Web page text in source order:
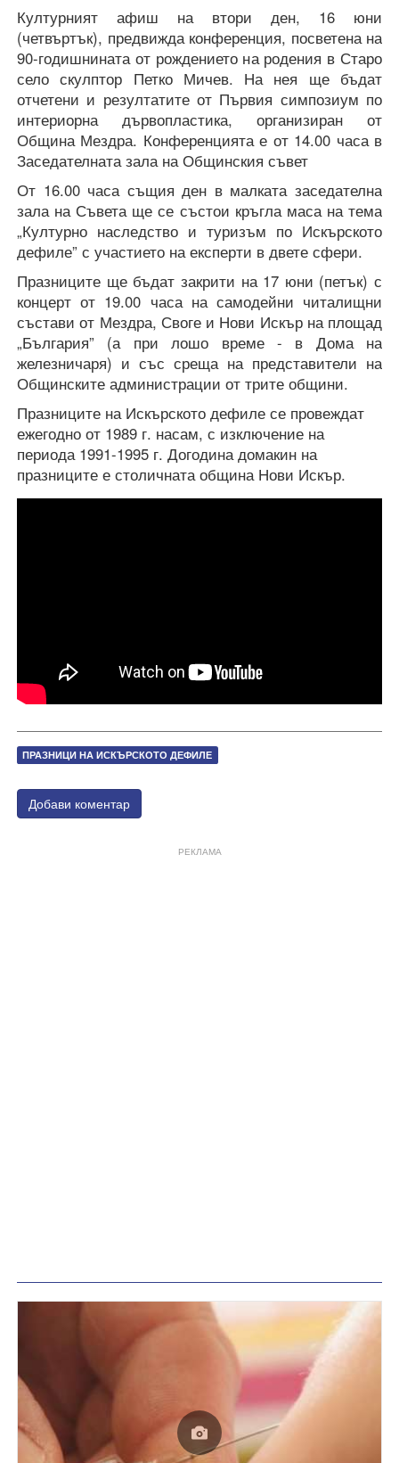
Културният афиш на втори ден, 16 юни
(четвъртък), предвижда конференция, посветена на
90-годишнината от рождението на родения в Старо
село скулптор Петко Мичев. На нея ще бъдат
отчетени и резултатите от Първия симпозиум по
интериорна дървопластика, организиран от
Община Мездра. Конференцията е от 14.00 часа в
Заседателната зала на Общинския съвет
От 16.00 часа същия ден в малката заседателна
зала на Съвета ще се състои кръгла маса на тема
„Културно наследство и туризъм по Искърското
дефиле” с участието на експерти в двете сфери.
Празниците ще бъдат закрити на 17 юни (петък) с
концерт от 19.00 часа на самодейни читалищни
състави от Мездра, Своге и Нови Искър на площад
„България” (а при лошо време - в Дома на
железничаря) и със среща на представители на
Общинските администрации от трите общини.
Празниците на Искърското дефиле се провеждат
ежегодно от 1989 г. насам, с изключение на
периода 1991-1995 г. Догодина домакин на
празниците е столичната община Нови Искър.
ПРАЗНИЦИ НА ИСКЪРСКОТО ДЕФИЛЕ
Добави коментар
РЕКЛАМА